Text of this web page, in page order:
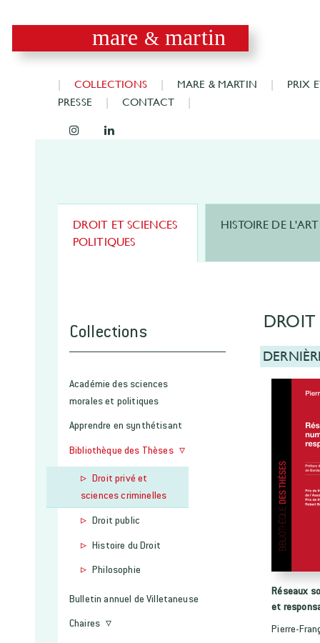
mare & martin
COLLECTIONS MARE & MARTIN
PRIX
PRESSE
CONTACT
DROIT ET SCIENCES
POLITIQUES
HISTOIRE DE L'ART
Collections
Académie des sciences
morales et politiques
Apprendre en synthétisant
Bibliothèque des Thèses
Droit privé et
sciences criminelles
Droit public
Histoire du Droit
Philosophie
Bulletin annuel de Villetaneuse
Chaires
DROIT
Réseaux
et
Pierre-